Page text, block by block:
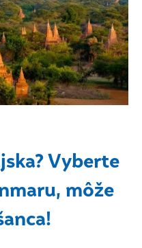
Vyberte
môže